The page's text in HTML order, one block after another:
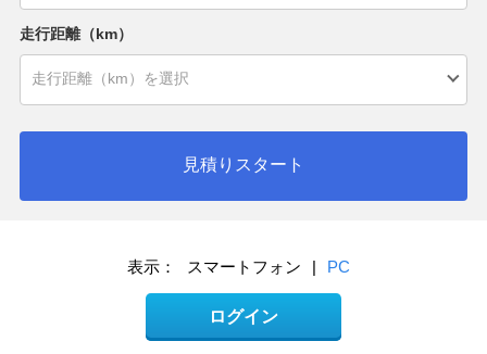
走行距離（km）
見積りスタート
表示： スマートフォン | PC
ログイン